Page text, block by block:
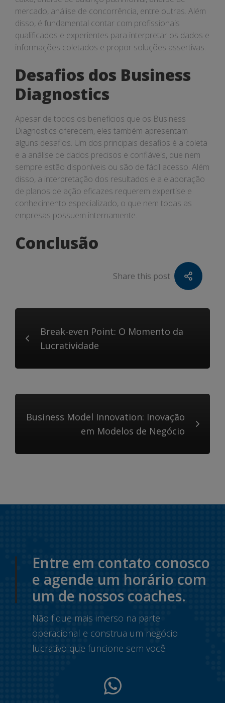
mercado, análise de concorrência, entre outras. Além
disso, é fundamental contar com profissionais
qualificados e experientes para interpretar os dados e
informações coletados e propor soluções assertivas.
Desafios dos Business
Diagnostics
Apesar de todos os benefícios que os Business
Diagnostics oferecem, eles também apresentam
alguns desafios. Um dos principais desafios é a coleta
e a análise de dados precisos e confiáveis, que nem
sempre estão disponíveis ou são de fácil acesso. Além
disso, a interpretação dos resultados e a elaboração
de planos de ação eficazes requerem expertise e
conhecimento especializado, o que nem todas as
empresas possuem internamente.
Conclusão
Share this post
Break-even Point: O Momento da
Lucratividade
Business Model Innovation: Inovação
em Modelos de Negócio
Entre em contato conosco
e agende um horário com
um de nossos coaches.
Não fique mais imerso na parte
operacional e construa um negócio
lucrativo que funcione sem você.